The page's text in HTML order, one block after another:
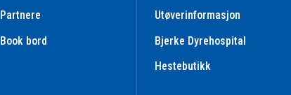
Partnere
Book bord
Utøverinformasjon
Bjerke Dyrehospital
Hestebutikk